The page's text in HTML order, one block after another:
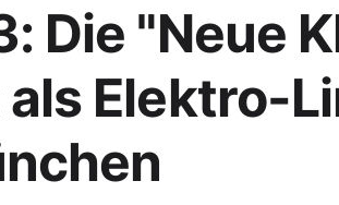
Die "Neue
Elektro-